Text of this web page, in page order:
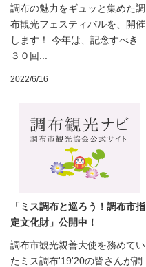
調布の魅力をギュッと集めた調
布観光フェスティバルを、開催
します！ 今年は、記念すべき
３０回...
2022/6/16
「ミス調布と巡ろう！調布市指
定文化財」公開中！
調布市観光親善大使を務めてい
たミス調布'19'20の皆さんが調